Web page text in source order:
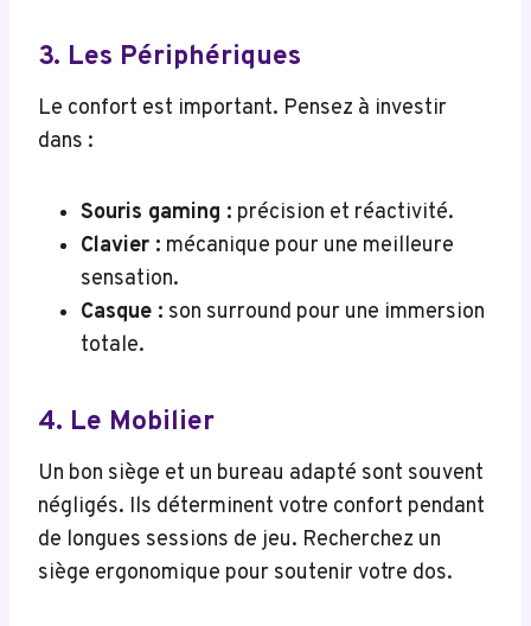
3. Les Périphériques
Le confort est important. Pensez à investir
dans :
Souris gaming : précision et réactivité.
Clavier : mécanique pour une meilleure
sensation.
Casque : son surround pour une immersion
totale.
4. Le Mobilier
Un bon siège et un bureau adapté sont souvent
négligés. Ils déterminent votre confort pendant
de longues sessions de jeu. Recherchez un
siège ergonomique pour soutenir votre dos.